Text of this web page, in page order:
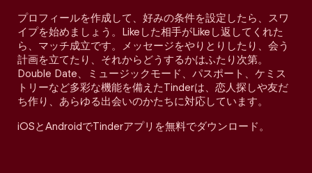
プロフィールを作成して、好みの条件を設定したら、スワ
イプを始めましょう。Likeした相手がLikeし返してくれた
ら、マッチ成立です。メッセージをやりとりしたり、会う
計画を立てたり、それからどうするかはふたり次第。
Double Date、ミュージックモード、パスポート、ケミス
トリーなど多彩な機能を備えたTinderは、恋人探しや友だ
ち作り、あらゆる出会いのかたちに対応しています。
iOSとAndroidでTinderアプリを無料でダウンロード。